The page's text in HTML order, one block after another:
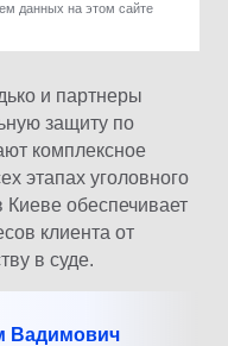
и партнеры
защиту по
комплексное
этапах уголовного
Киеве обеспечивает
клиента от
в суде.
Вадимович
данных на этом сайте